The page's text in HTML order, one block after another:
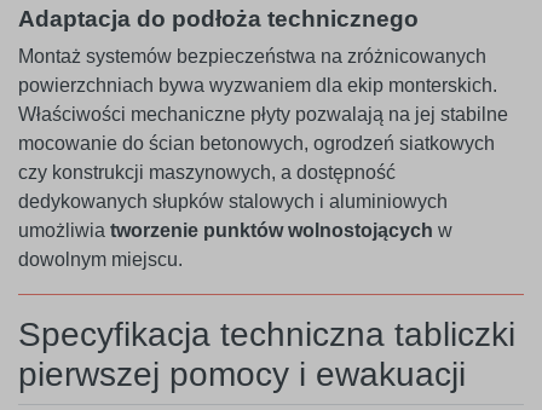
Adaptacja do podłoża technicznego
Montaż systemów bezpieczeństwa na zróżnicowanych
powierzchniach bywa wyzwaniem dla ekip monterskich.
Właściwości mechaniczne płyty pozwalają na jej stabilne
mocowanie do ścian betonowych, ogrodzeń siatkowych
czy konstrukcji maszynowych, a dostępność
dedykowanych słupków stalowych i aluminiowych
umożliwia tworzenie punktów wolnostojących w
dowolnym miejscu.
Specyfikacja techniczna tabliczki
pierwszej pomocy i ewakuacji